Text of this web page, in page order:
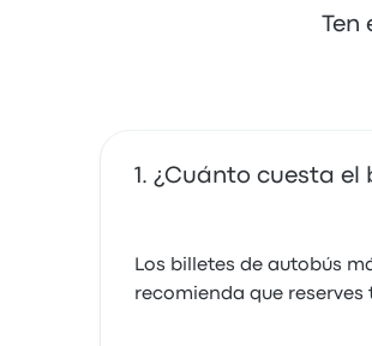
Ten
¿Cuánto cuesta el
Los billetes de autobús
recomienda que